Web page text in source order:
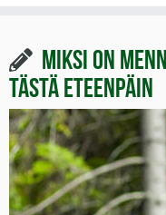
Miksi on
tästä eteenpäin